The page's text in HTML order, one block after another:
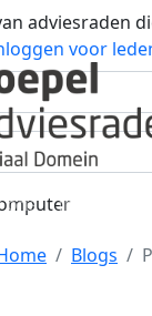
voor
adviesraden
ons Trainingen
Blogs